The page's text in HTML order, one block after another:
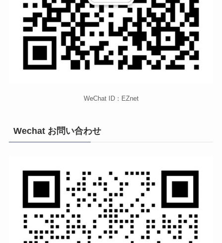
WeChat ID：EZnet
Wechat お問い合わせ